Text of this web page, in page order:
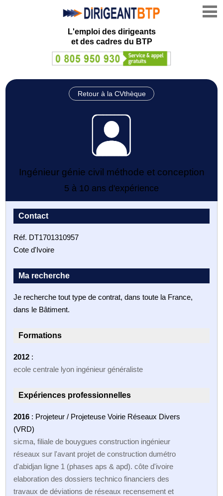
L'emploi des dirigeants
et des cadres du BTP
Retour à la CVthèque
Ingénieur génie civil méthode et conception
5 à 10 ans d'expérience
Contact
Réf. DT1701310957
Cote d'Ivoire
Ma recherche
Je recherche tout type de contrat, dans toute la France,
dans le Bâtiment.
Formations
2012 :
ecole centrale lyon ingénieur généraliste
Expériences professionnelles
2016 : Projeteur / Projeteuse Voirie Réseaux Divers
(VRD)
sicma, filiale de bouygues construction ingénieur
réseaux sur l'avant projet de construction dumétro
d'abidjan ligne 1 (phases aps & apd). côte d'ivoire
elaboration des dossiers technico financiers des
travaux de déviations de réseaux recensement et